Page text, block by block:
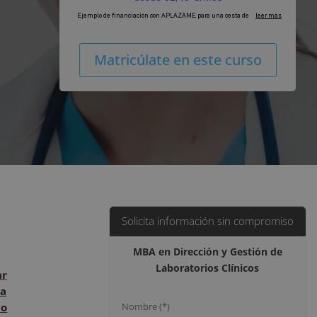
MBA
en
Clínicos
Matricúlate en este curso
Solicita información sin compromiso
MBA en Dirección y Gestión de
Laboratorios Clínicos